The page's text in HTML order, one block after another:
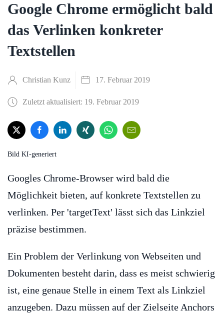
Google Chrome ermöglicht bald
das Verlinken konkreter
Textstellen
Christian Kunz 17. Februar 2019
Zuletzt aktualisiert: 19. Februar 2019
Bild KI-generiert
Googles Chrome-Browser wird bald die
Möglichkeit bieten, auf konkrete Textstellen zu
verlinken. Per 'targetText' lässt sich das Linkziel
präzise bestimmen.
Ein Problem der Verlinkung von Webseiten und
Dokumenten besteht darin, dass es meist schwierig
ist, eine genaue Stelle in einem Text als Linkziel
anzugeben. Dazu müssen auf der Zielseite Anchors